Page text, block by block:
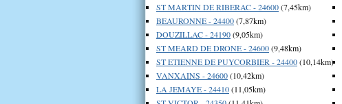
ST MARTIN DE RIBERAC - 24600(7,45km)
BEAURONNE - 24400(7,87km)
DOUZILLAC - 24190(9,05km)
ST MEARD DE DRONE - 24600(9,48km)
ST ETIENNE DE PUYCORBIER - 24400(10,14km)
VANXAINS - 24600(10,42km)
LA JEMAYE - 24410(11,05km)